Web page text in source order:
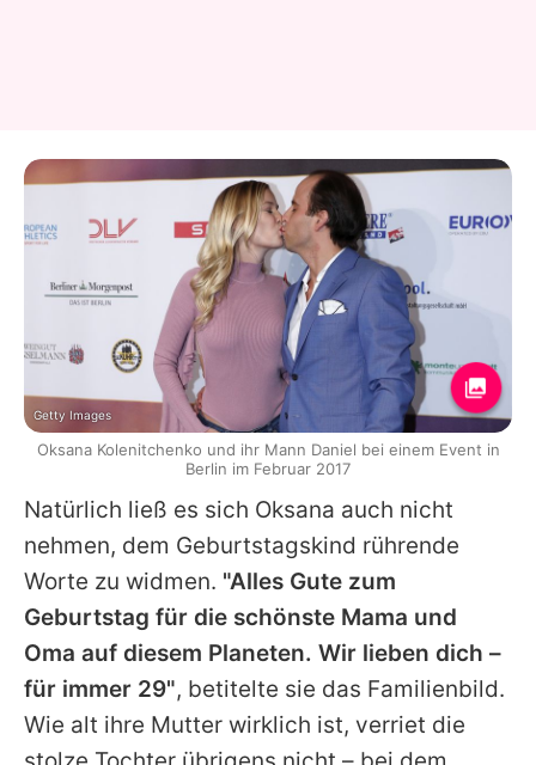
Natürlich ließ es sich Oksana auch nicht
nehmen, dem Geburtstagskind rührende
Worte zu widmen. "Alles Gute zum
Geburtstag für die schönste Mama und
Oma auf diesem Planeten. Wir lieben dich –
für immer 29", betitelte sie das Familienbild.
Wie alt ihre Mutter wirklich ist, verriet die
Getty Images
Oksana Kolenitchenko und ihr Mann Daniel bei einem Event in
Berlin im Februar 2017